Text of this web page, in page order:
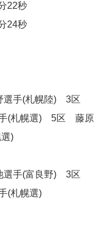
秒
24秒
選手(札幌陸) 3区
(札幌選) 5区 藤原
)
選手(富良野) 3区
(札幌選)